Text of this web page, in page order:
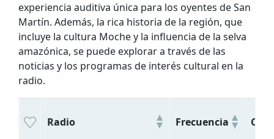
experiencia auditiva única para los oyentes de San
Martín. Además, la rica historia de la región, que
incluye la cultura Moche y la influencia de la selva
amazónica, se puede explorar a través de las
noticias y los programas de interés cultural en la
radio.
Radio Frecuencia